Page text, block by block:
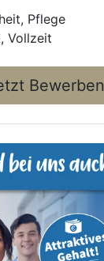
Pflege
Vollzeit
Bewerben